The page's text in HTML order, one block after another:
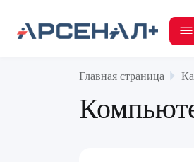
Главная страница